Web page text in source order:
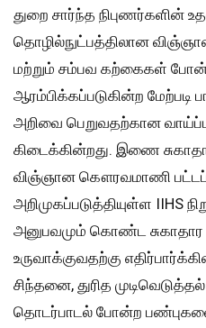
துறை சார்ந்த நிபுணர்களின்
தொழில்நுட்பத்திலான
மற்றும் சம்பவ கற்கைகள்
ஆரம்பிக்கப்படுகின்ற மேற்படி
அறிவை பெறுவதற்கான
கிடைக்கின்றது. இணை
விஞ்ஞான கௌரவமாணி
அறிமுகப்படுத்தியுள்ள IIHS
அனுபவமும் கொண்ட
உருவாக்குவதற்கு
சிந்தனை, துரித
தொடர்பாடல் போன்ற